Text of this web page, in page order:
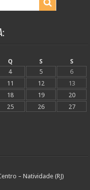
Q S
S
4 5
6
11 12
13
18 19
20
25 26
27
– Natividade (RJ)